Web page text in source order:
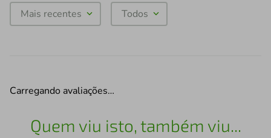
Mais recentes Todos
Carregando avaliações…
Quem viu isto, também viu...